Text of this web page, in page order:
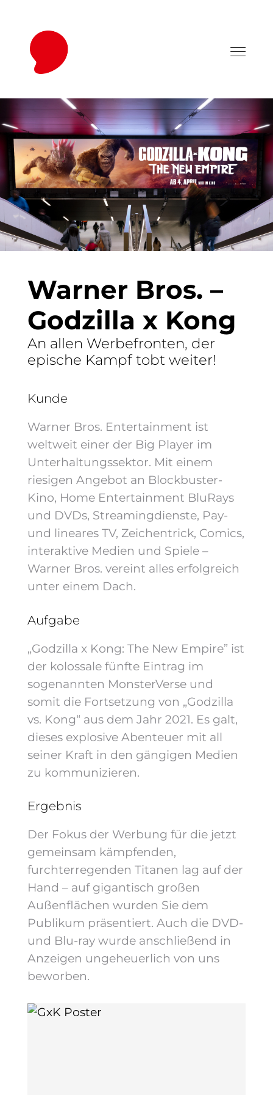
Warner Bros. –
Godzilla x Kong
An allen Werbefronten, der
epische Kampf tobt weiter!
Kunde
Warner Bros. Entertainment ist
weltweit einer der Big Player im
Unterhaltungssektor. Mit einem
riesigen Angebot an Blockbuster-
Kino, Home Entertainment BluRays
und DVDs, Streamingdienste, Pay-
und lineares TV, Zeichentrick, Comics,
interaktive Medien und Spiele –
Warner Bros. vereint alles erfolgreich
unter einem Dach.
Aufgabe
„Godzilla x Kong: The New Empire” ist
der kolossale fünfte Eintrag im
sogenannten MonsterVerse und
somit die Fortsetzung von „Godzilla
vs. Kong“ aus dem Jahr 2021. Es galt,
dieses explosive Abenteuer mit all
seiner Kraft in den gängigen Medien
zu kommunizieren.
Ergebnis
Der Fokus der Werbung für die jetzt
gemeinsam kämpfenden,
furchterregenden Titanen lag auf der
Hand – auf gigantisch großen
Außenflächen wurden Sie dem
Publikum präsentiert. Auch die DVD-
und Blu-ray wurde anschließend in
Anzeigen ungeheuerlich von uns
beworben.